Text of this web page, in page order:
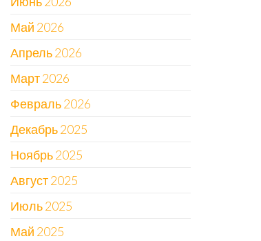
Май 2026
Апрель 2026
Март 2026
Февраль 2026
Декабрь 2025
Ноябрь 2025
Август 2025
Июль 2025
Май 2025